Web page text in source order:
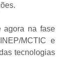
agora na fase
MCTIC e
tecnologias